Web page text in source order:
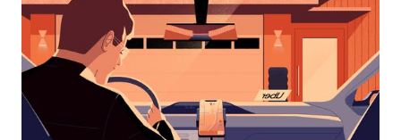
ン
ダ
ー
を
操
作
し、